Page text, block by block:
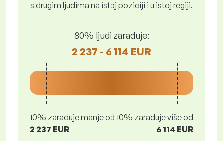
s drugim ljudima na istoj poziciji i u istoj regiji.
80% ljudi zarađuje:
2 237 - 6 114 EUR
10% zarađuje manje od
2 237 EUR
10% zarađuje više od
6 114 EUR